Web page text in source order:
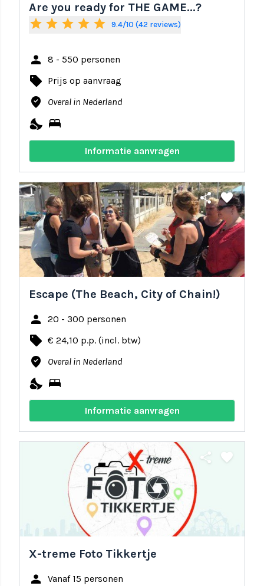
Are you ready for THE GAME...?
star star star star star 9.4/10 (42 reviews)
person 8 - 550 personen
local_offer Prijs op aanvraag
where_to_vote Overal in Nederland
nights_stay bed
Informatie aanvragen
share favorite
Escape (The Beach, City of Chain!)
person 20 - 300 personen
local_offer € 24,10 p.p. (incl. btw)
where_to_vote Overal in Nederland
nights_stay bed
Informatie aanvragen
share favorite
X-treme Foto Tikkertje
person Vanaf 15 personen